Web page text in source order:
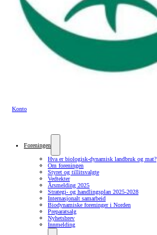
Konto
Foreningen
Hva er biologisk-dynamisk landbruk og mat?
Om foreningen
Styret og tillitsvalgte
Vedtekter
Årsmelding 2025
Strategi- og handlingsplan 2025-2028
Internasjonalt samarbeid
Biodynamiske foreninger i Norden
Preparatsalg
Nyhetsbrev
Innmelding